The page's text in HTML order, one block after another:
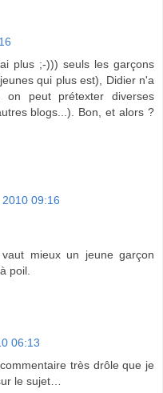
plus ;-))) seuls les garçons
qui plus est), Didier n'a
on peut prétexter diverses
blogs...). Bon, et alors ?
09:16
mieux un jeune garçon
poil.
06:13
très drôle que je
le sujet…